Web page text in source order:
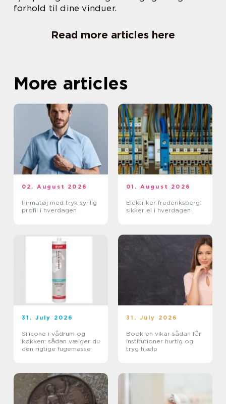
forhold til dine vinduer.
Read more articles here
More articles
02. August 2026
Firmatøj med tryk synlig
profil i hverdagen
01. August 2026
Elektriker frederiksberg:
sikker el i hverdagen
31. July 2026
Silicone i vådrum og
køkken: sådan vælger du
den rigtige fugemasse
31. July 2026
Book en vikar sådan får
institutioner hurtig og
tryg hjælp